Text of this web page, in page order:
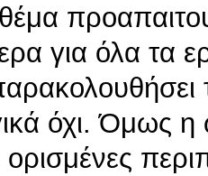
για όλα τα
όχι. Όμως η
ορισμένες